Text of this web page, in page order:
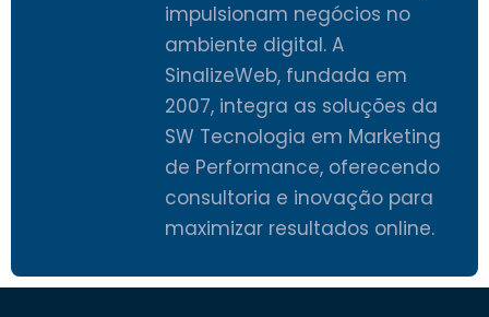
impulsionam negócios no
ambiente digital. A
SinalizeWeb, fundada em
2007, integra as soluções da
SW Tecnologia em Marketing
de Performance, oferecendo
consultoria e inovação para
maximizar resultados online.